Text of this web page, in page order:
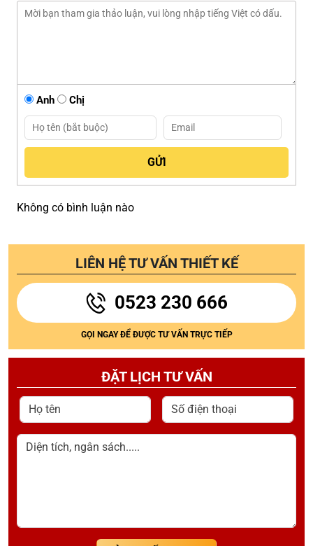
Anh Chị
Không có bình luận nào
LIÊN HỆ TƯ VẤN THIẾT KẾ
0523 230 666
GỌI NGAY ĐỂ ĐƯỢC TƯ VẤN TRỰC TIẾP
ĐẶT LỊCH TƯ VẤN
Họ tên Số điện thoại
Diện tích, ngân sách.....